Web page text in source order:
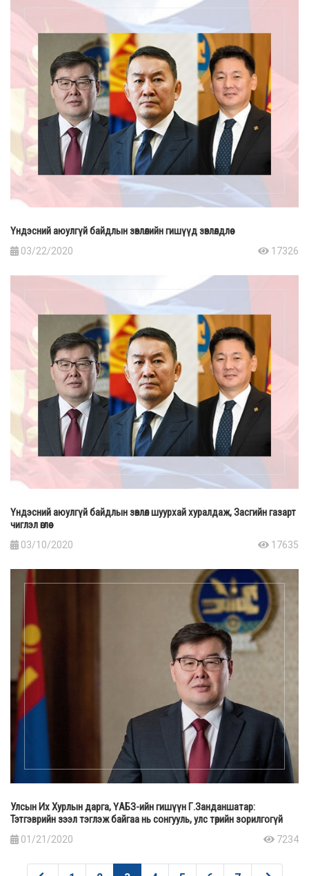
Үндэсний аюулгүй байдлын зөвлөлийн гишүүд зөвлөлдлөө
03/22/2020 17326
Үндэсний аюулгүй байдлын зөвлөл шуурхай хуралдаж, Засгийн газарт
чиглэл өглөө
03/10/2020 17635
Улсын Их Хурлын дарга, ҮАБЗ-ийн гишүүн Г.Занданшатар:
Тэтгэврийн зээл тэглэж байгаа нь сонгууль, улс төрийн зорилгогүй
01/21/2020 7234